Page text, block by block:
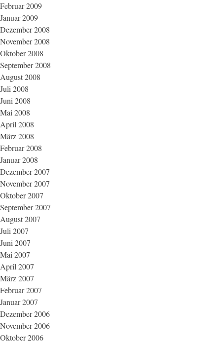
Februar 2009
Januar 2009
Dezember 2008
November 2008
Oktober 2008
September 2008
August 2008
Juli 2008
Juni 2008
Mai 2008
April 2008
März 2008
Februar 2008
Januar 2008
Dezember 2007
November 2007
Oktober 2007
September 2007
August 2007
Juli 2007
Juni 2007
Mai 2007
April 2007
März 2007
Februar 2007
Januar 2007
Dezember 2006
November 2006
Oktober 2006